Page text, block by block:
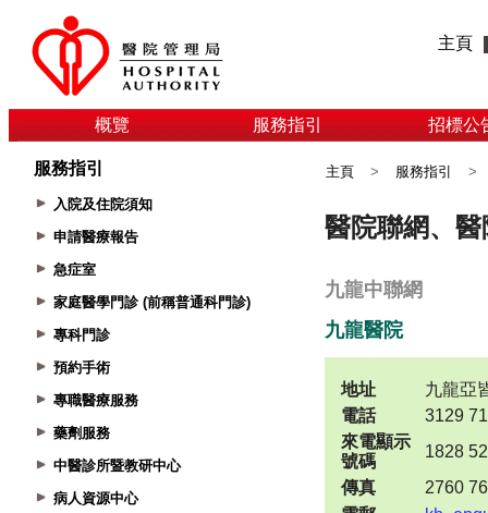
主頁
概覽 服務指引 招標公
服務指引
入院及住院須知
申請醫療報告
急症室
家庭醫學門診 (前稱普通科門診)
專科門診
預約手術
專職醫療服務
藥劑服務
中醫診所暨教研中心
病人資源中心
主頁 > 服務指引 >